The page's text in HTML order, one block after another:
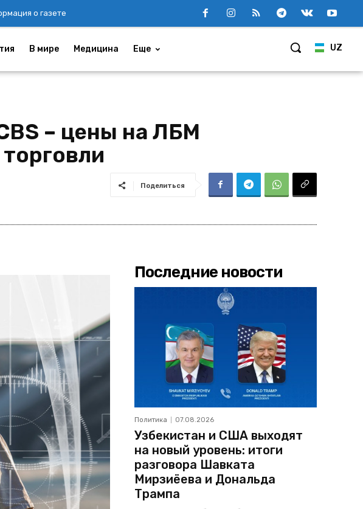
о газете
UZ
В мире Медицина Еще
– цены на ЛБМ
Поделиться
Последние новости
Политика 07.08.2026
Узбекистан и США выходят
на новый уровень: итоги
разговора Шавката
Мирзиёева и Дональда
Трампа